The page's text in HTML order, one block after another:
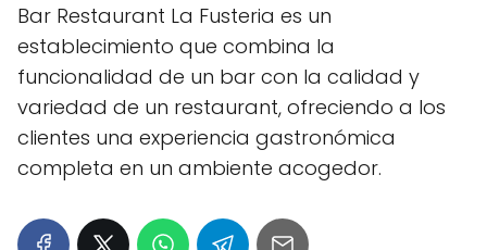
Bar Restaurant La Fusteria es un
establecimiento que combina la
funcionalidad de un bar con la calidad y
variedad de un restaurant, ofreciendo a los
clientes una experiencia gastronómica
completa en un ambiente acogedor.